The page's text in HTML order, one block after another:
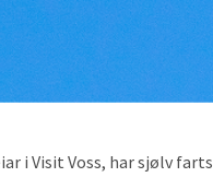
i Visit Voss, har sjølv